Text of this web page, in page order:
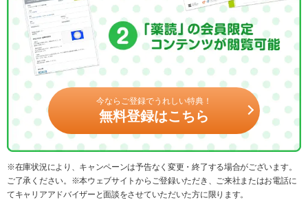
今ならご登録でうれしい特典！
無料登録はこちら
※在庫状況により、キャンペーンは予告なく変更・終了する場合がございます。
ご了承ください。※本ウェブサイトからご登録いただき、ご来社またはお電話に
てキャリアアドバイザーと面談をさせていただいた方に限ります。